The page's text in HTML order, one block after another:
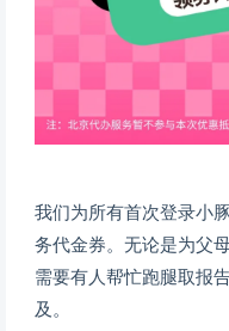
我们为所有首次登录小
务代金券。无论是为父
需要有人帮忙跑腿取报
及。